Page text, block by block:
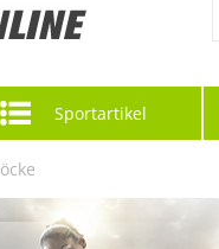
Sportartikel